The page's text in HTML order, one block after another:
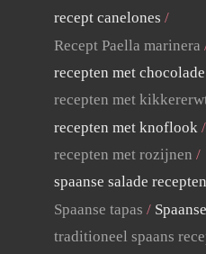
recept canelones
Recept Paella marinera
recepten met chocolade
recepten met
recepten met knoflook
recepten met rozijnen
spaanse salade recepten
Spaanse tapas
traditioneel spaans